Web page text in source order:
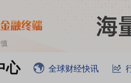
心 全球财经快讯